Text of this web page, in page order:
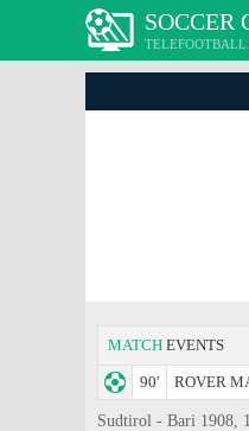
SOCCER
MATCH EVENTS
90' ROVER
Sudtirol - Bari 1908,